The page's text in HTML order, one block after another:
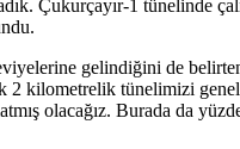
Çukurçayır-1 tünelinde
gelindiğini de
kilometrelik tünelimizi
olacağız. Burada da